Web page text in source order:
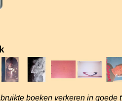
boeken verkeren in